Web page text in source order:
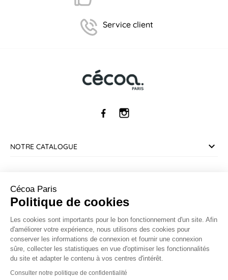
Service client
NOTRE CATALOGUE
INFORMATIONS
CONTACT
Marchand approuvé par la Société des Avis Garantis,
Cécoa Paris
Politique de cookies
Les cookies sont importants pour le bon fonctionnement d'un site. Afin
d'améliorer votre expérience, nous utilisons des cookies pour
conserver les informations de connexion et fournir une connexion
sûre, collecter les statistiques en vue d'optimiser les fonctionnalités
du site et adapter le contenu à vos centres d'intérêt.
Consulter notre politique de confidentialité